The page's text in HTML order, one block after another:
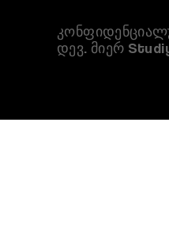
დევ. მიერ